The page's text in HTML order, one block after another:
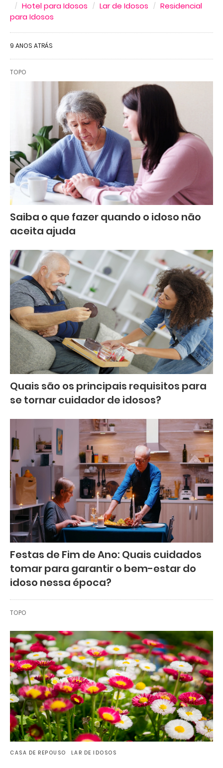
Hotel para Idosos Lar de Idosos
Residencial
para Idosos
9 ANOS ATRÁS
TOPO
Saiba o que fazer quando o idoso não
aceita ajuda
Quais são os principais requisitos para
se tornar cuidador de idosos?
Festas de Fim de Ano: Quais cuidados
tomar para garantir o bem-estar do
idoso nessa época?
TOPO
CASA DE REPOUSO LAR DE IDOSOS